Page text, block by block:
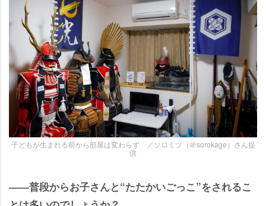
子どもが生まれる前から部屋は変わらず ／ソロミツ（＠sorokage）さん提
供
――普段からお子さんと“たたかいごっこ”をされるこ